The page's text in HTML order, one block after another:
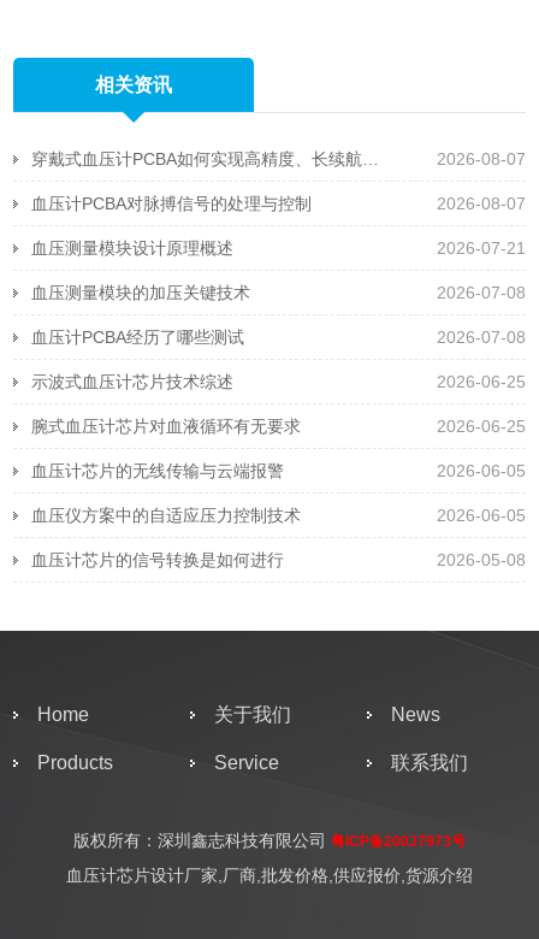
相关资讯
2026-08-07
2026-08-07
血压计PCBA对脉搏信号的处理与控制
2026-07-21
血压测量模块设计原理概述
2026-07-08
血压测量模块的加压关键技术
2026-07-08
血压计PCBA经历了哪些测试
2026-06-25
示波式血压计芯片技术综述
2026-06-25
腕式血压计芯片对血液循环有无要求
2026-06-05
血压计芯片的无线传输与云端报警
2026-06-05
血压仪方案中的自适应压力控制技术
2026-05-08
血压计芯片的信号转换是如何进行
Home 关于我们 News
Products Service 联系我们
版权所有：深圳鑫志科技有限公司 粤ICP备20037973号
血压计芯片设计厂家,厂商,批发价格,供应报价,货源介绍